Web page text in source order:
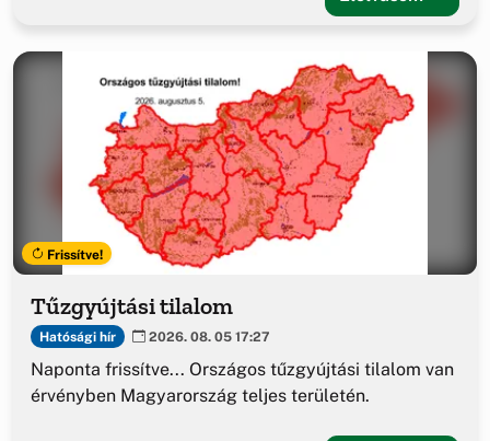
Frissítve!
Tűzgyújtási tilalom
Hatósági hír 2026. 08. 05 17:27
Naponta frissítve... Országos tűzgyújtási tilalom van
érvényben Magyarország teljes területén.